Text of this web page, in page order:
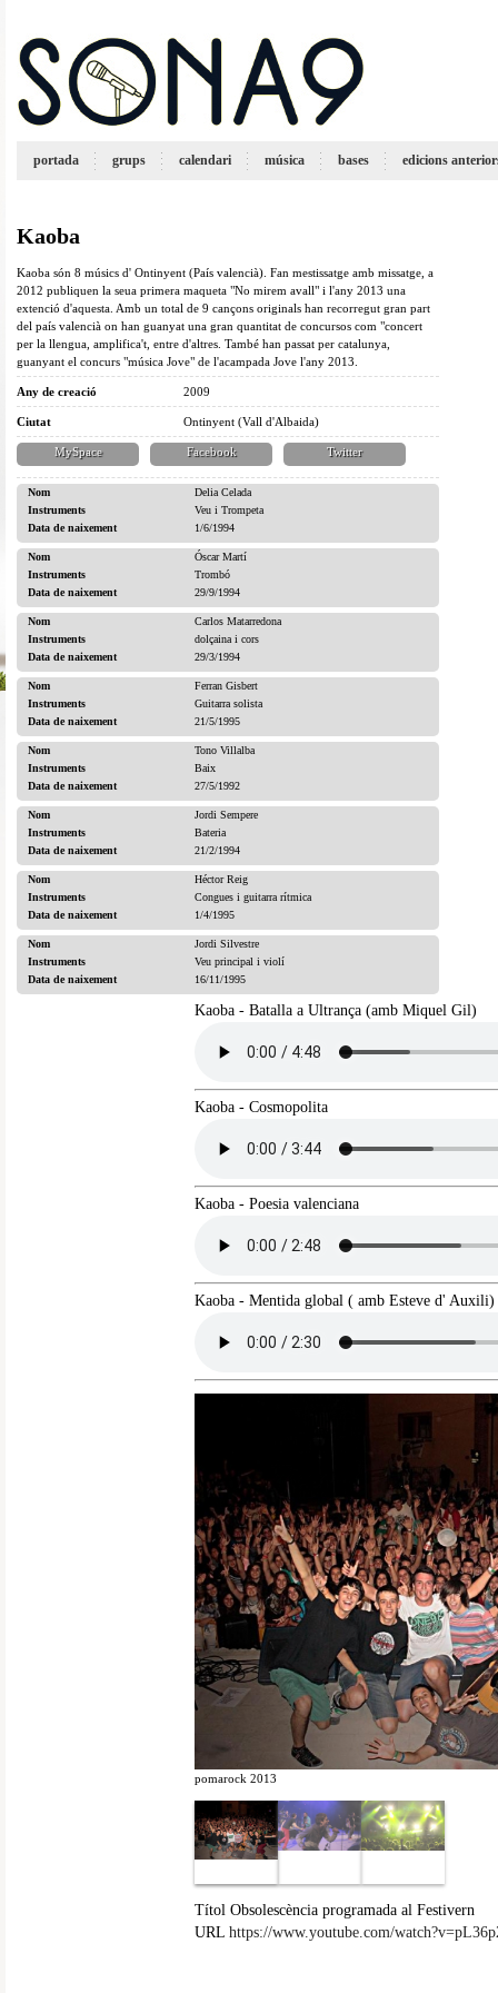
portada grups calendari música bases edicions
Kaoba
Kaoba són 8 músics d' Ontinyent (País valencià). Fan mestissatge amb missatge, a
2012 publiquen la seua primera maqueta "No mirem avall" i l'any 2013 una
extenció d'aquesta. Amb un total de 9 cançons originals han recorregut gran part
del país valencià on han guanyat una gran quantitat de concursos com "concert
per la llengua, amplifica't, entre d'altres. També han passat per catalunya,
guanyant el concurs "música Jove" de l'acampada Jove l'any 2013.
Any de creació 2009
Ciutat Ontinyent (Vall d'Albaida)
MySpace Facebook Twitter
Nom
Delia Celada
Instruments
Veu i Trompeta
Data de naixement
1/6/1994
Nom
Óscar Martí
Instruments
Trombó
Data de naixement
29/9/1994
Nom
Carlos Matarredona
Instruments
dolçaina i cors
Data de naixement
29/3/1994
Nom
Ferran Gisbert
Instruments
Guitarra solista
Data de naixement
21/5/1995
Nom
Tono Villalba
Instruments
Baix
Data de naixement
27/5/1992
Nom
Jordi Sempere
Instruments
Bateria
Data de naixement
21/2/1994
Nom
Héctor Reig
Instruments
Congues i guitarra rítmica
Data de naixement
1/4/1995
Nom
Jordi Silvestre
Instruments
Veu principal i violí
Data de naixement
16/11/1995
Kaoba - Batalla a Ultrança (amb Miquel Gil)
Kaoba - Cosmopolita
Kaoba - Poesia valenciana
Kaoba - Mentida global ( amb Esteve d' Auxili)
pomarock 2013
Títol Obsolescència programada al Festivern
URL https://www.youtube.com/